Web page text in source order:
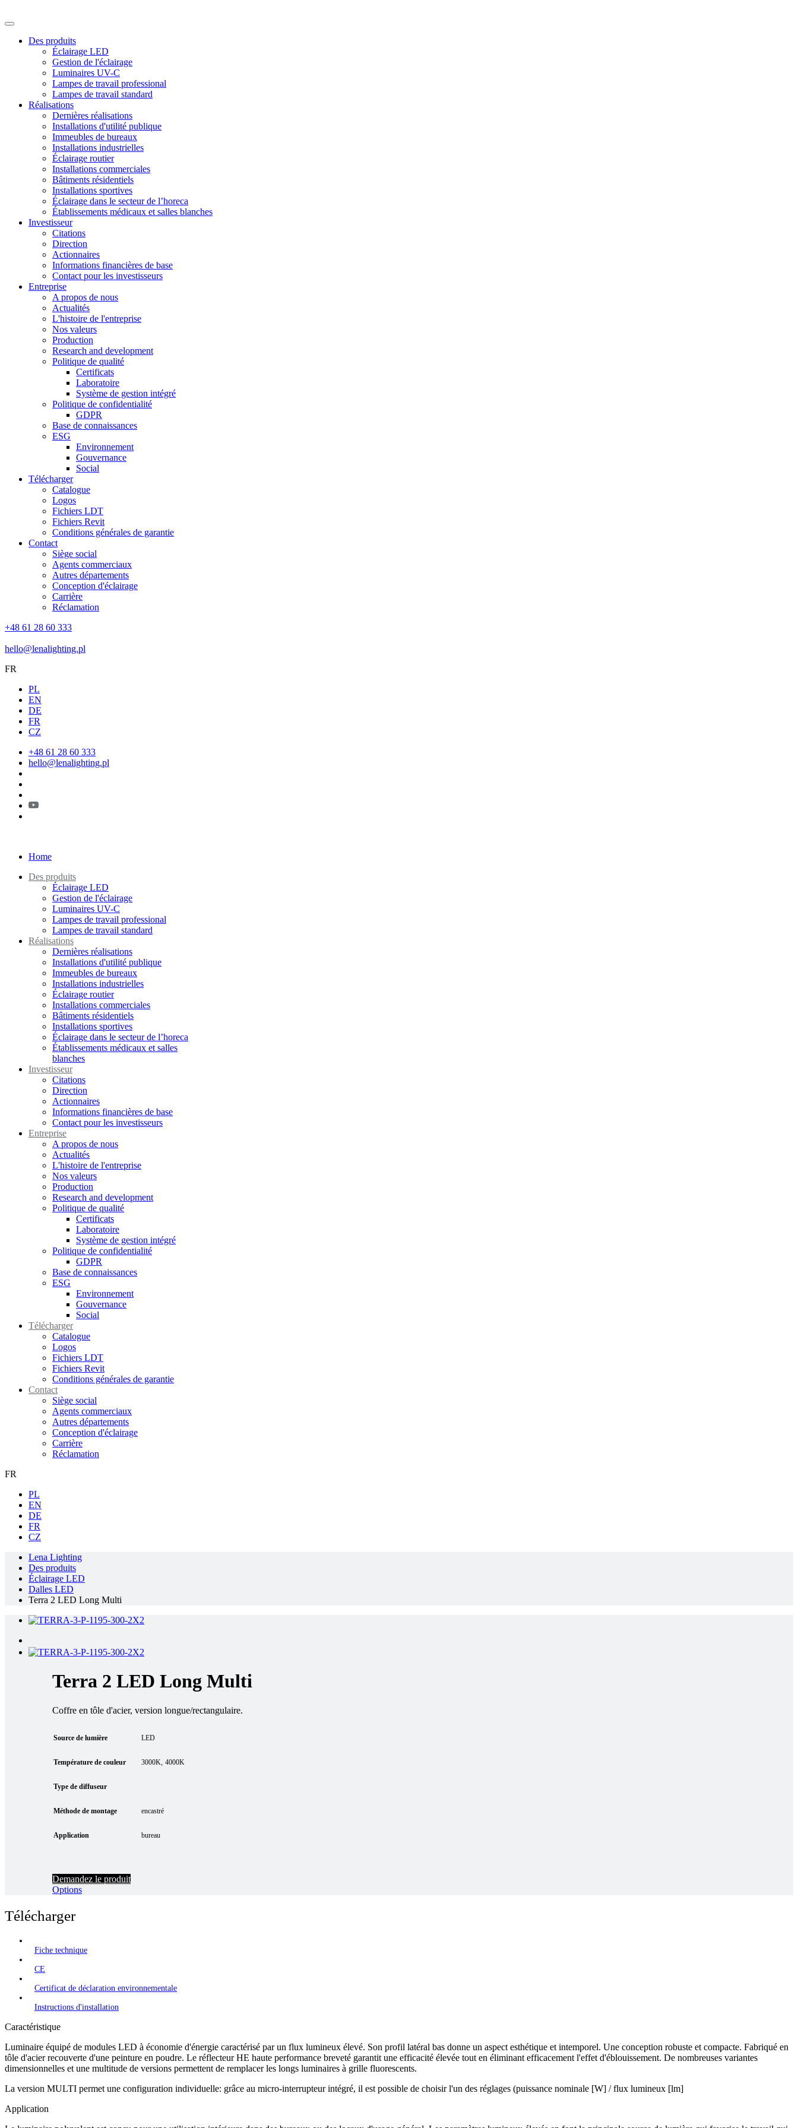
Des produits
Éclairage LED
Gestion de l'éclairage
Luminaires UV-C
Lampes de travail professional
Lampes de travail standard
Réalisations
Dernières réalisations
Installations d'utilité publique
Immeubles de bureaux
Installations industrielles
Éclairage routier
Installations commerciales
Bâtiments résidentiels
Installations sportives
Éclairage dans le secteur de l’horeca
Établissements médicaux et salles blanches
Investisseur
Citations
Direction
Actionnaires
Informations financières de base
Contact pour les investisseurs
Entreprise
A propos de nous
Actualités
L'histoire de l'entreprise
Nos valeurs
Production
Research and development
Politique de qualité
Certificats
Laboratoire
Système de gestion intégré
Politique de confidentialité
GDPR
Base de connaissances
ESG
Environnement
Gouvernance
Social
Télécharger
Catalogue
Logos
Fichiers LDT
Fichiers Revit
Conditions générales de garantie
Contact
Siège social
Agents commerciaux
Autres départements
Conception d'éclairage
Carrière
Réclamation
+48 61 28 60 333
hello@lenalighting.pl
FR
PL
EN
DE
FR
CZ
+48 61 28 60 333
hello@lenalighting.pl
Home
Des produits
Éclairage LED
Gestion de l'éclairage
Luminaires UV-C
Lampes de travail professional
Lampes de travail standard
Réalisations
Dernières réalisations
Installations d'utilité publique
Immeubles de bureaux
Installations industrielles
Éclairage routier
Installations commerciales
Bâtiments résidentiels
Installations sportives
Éclairage dans le secteur de l’horeca
Établissements médicaux et salles
blanches
Investisseur
Citations
Direction
Actionnaires
Informations financières de base
Contact pour les investisseurs
Entreprise
A propos de nous
Actualités
L'histoire de l'entreprise
Nos valeurs
Production
Research and development
Politique de qualité
Certificats
Laboratoire
Système de gestion intégré
Politique de confidentialité
GDPR
Base de connaissances
ESG
Environnement
Gouvernance
Social
Télécharger
Catalogue
Logos
Fichiers LDT
Fichiers Revit
Conditions générales de garantie
Contact
Siège social
Agents commerciaux
Autres départements
Conception d'éclairage
Carrière
Réclamation
FR
PL
EN
DE
FR
CZ
Lena Lighting
Des produits
Éclairage LED
Dalles LED
Terra 2 LED Long Multi
Terra 2 LED Long Multi
Coffre en tôle d'acier, version longue/rectangulaire.
Source de lumière LED
Température de couleur 3000K 4000K
Type de diffuseur
Méthode de montage encastré
Application bureau
Demandez le produit
Options
Télécharger
Fiche technique
CE
Certificat de déclaration environnementale
Instructions d'installation
Caractéristique
Luminaire équipé de modules LED à économie d'énergie caractérisé par un flux lumineux élevé. Son profil latéral bas donne un aspect esthétique et intemporel. Une conception robuste et compacte. Fabriqué en
tôle d'acier recouverte d'une peinture en poudre. Le réflecteur HE haute performance breveté garantit une efficacité élevée tout en éliminant efficacement l'effet d'éblouissement. De nombreuses variantes
dimensionnelles et une multitude de versions permettent de remplacer les longs luminaires à grille fluorescents.
La version MULTI permet une configuration individuelle: grâce au micro-interrupteur intégré, il est possible de choisir l'un des réglages (puissance nominale [W] / flux lumineux [lm]
Application